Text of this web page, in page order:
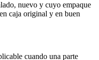
nuevo y cuyo empaque
caja original y en buen
cuando una parte